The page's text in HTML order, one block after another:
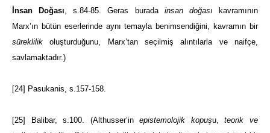
İnsan Doğası , s.84-85. Geras burada insan doğası kavramının
Marx’ın bütün eserlerinde aynı temayla benimsendiğini, kavramın bir
süreklilikoluşturduğunu, Marx’tan seçilmiş alıntılarla ve naifçe,
savlamaktadır.)
[24] Pasukanis, s.157-158.
[25] Balibar, s.100. (Althusser’inepistemolojik kopuşu,teorik ve